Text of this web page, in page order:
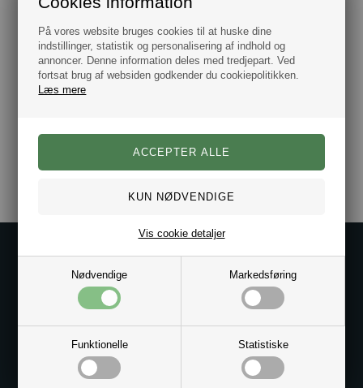
På vores website bruges cookies til at huske dine
indstillinger, statistik og personalisering af indhold og
annoncer. Denne information deles med tredjepart. Ved
fortsat brug af websiden godkender du cookiepolitikken.
Læs mere
Nødvendige Markedsføring
Funktionelle Statistiske
Vis cookie detaljer
Kontakt os på
Kundeservice@bestman.dk